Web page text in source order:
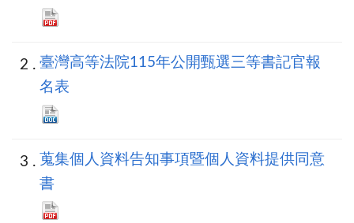
臺灣高等法院115年公開甄選三等書記官報
名表
蒐集個人資料告知事項暨個人資料提供同意
書